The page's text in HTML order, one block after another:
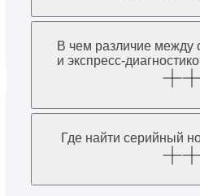
В чем различие между
и экспресс-
Где найти серийный